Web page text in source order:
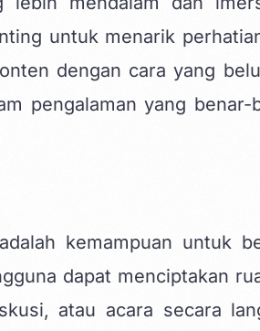
untuk menarik
dengan cara yang
pengalaman yang benar-
kemampuan untuk
dapat menciptakan
atau acara secara